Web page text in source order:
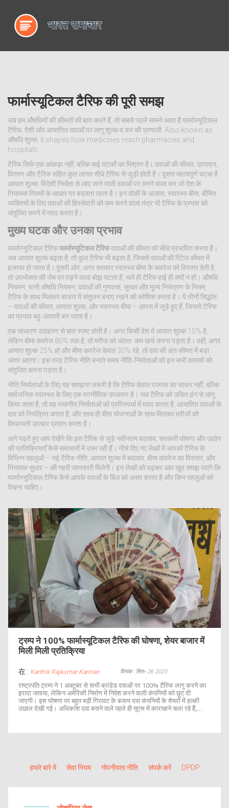
फार्मास्यूटिकल टैरिफ की पूरी समझ
जब हम औषधियों की कीमतों की बात करते हैं, तो सबसे पहले सामने आता हैफार्मास्यूटिकल
टैरिफ देशी और आयातित दवाओं पर लागू शुल्क व कर की प्रणाली . Also known as
औषधि शुल्क , it shapes how medicines reach pharmacies and
hospitals.
टैरिफ सिर्फ एक आंकड़ा नहीं, बल्कि कई घटकों का मिश्रण है। दवाओं की कीमत उत्पादन,
वितरण और टैरिफ सहित कुल लागतसीधे टैरिफ से जुड़ी होती है। दूसरा महत्वपूर्ण घटक है
आयात शुल्क विदेशी निर्माता से लाए जाने वाली दवाओं पर लगने वाला करजो देश के
नियामक नियमों के आधार पर बदलता रहता है। इन दोकीं के अलावा, स्वास्थ्य बीमा बीमित
व्यक्तियों के लिए दवाओं की हिस्सेदारी को कम करने वाला तंत्रभी टैरिफ के प्रभाव को
संतुलित करने में मदद करता है।
मुख्य घटक और उनका प्रभाव
फार्मास्यूटिकल टैरिफफार्मास्यूटिकल टैरिफदवाओं की कीमत को सीधे प्रभावित करता है।
जब आयात शुल्क बढ़ता है, तो कुल टैरिफ भी बढ़ता है, जिससे दवाओं की रिटेल कीमत में
इजाफा हो जाता है। दूसरी ओर, अगर सरकार स्वास्थ्य बीमा के कवरेज को विस्तार देती है,
तो उपभोक्ता की जेब पर पड़ने वाला बोझ घटता है, भले ही टैरिफ हाई ही क्यों न हो। औषधि
नियमन, यानीऔषधि नियमन दवाओं की गुणवत्ता, सुरक्षा और मूल्य नियंत्रण के नियम
टैरिफ के साथ मिलकर बाजार में संतुलन बनाए रखने की कोशिश करता है। ये तीनों सिद्धांत
– दवाओं की कीमत, आयात शुल्क, और स्वास्थ्य बीमा – आपस में जुड़े हुए हैं, जिससे टैरिफ
का प्रभाव बहु‑आयामी बन जाता है।
एक साधारण उदाहरण से बात स्पष्ट होती है। अगर किसी देश में आयात शुल्क 10% है,
लेकिन बीमा कवरेज 80% तक है, तो मरीज को अंततः कम खर्च करना पड़ता है। वहीं, अगर
आयात शुल्क 25% हो और बीमा कवरेज केवल 30% रहे, तो दवा की अंत कीमत में बड़ा
अंतर आएगा। इस तरह टैरिफ नीति बनाते समय नीति‑निर्माताओं को इन सभी कारकों को
संतुलित करना पड़ता है।
नीति निर्माताओं के लिए यह समझना जरूरी है कि टैरिफ केवल राजस्व का साधन नहीं, बल्कि
सार्वजनिक स्वास्थ्य के लिए एक रणनीतिक उपकरण है। जब टैरिफ को उचित ढंग से लागू
किया जाता है, तो वह स्थानीय निर्माताओं को प्रतिस्पर्धा में मदद करता है, आयातित दवाओं के
दाम को नियंत्रित करता है, और साथ ही बीमा योजनाओं के साथ मिलकर मरीजों को
किफायती उपचार प्रदान करता है।
आगे पढ़ते हुए आप देखेंगे कि इस टैरिफ से जुड़े नवीनतम बदलाव, सरकारी घोषणा और उद्योग
की प्रतिक्रियाएँ कैसे समाचारों में उभर रही हैं। नीचे दिए गए लेखों में आपको टैरिफ के
विभिन्न पहलुओं – नई टैरिफ नीति, आयात शुल्क में बदलाव, बीमा कवरेज का विस्तार, और
नियामक सुधार – की गहरी जानकारी मिलेगी। इन लेखों को पढ़कर आप खुद समझ पाएंगे कि
फार्मास्यूटिकल टैरिफ कैसे आपके दवाओं के बिल को असर करता है और किन पहलुओं को
देखना चाहिए।
ट्रम्प ने 100% फार्मास्यूटिकल टैरिफ की घोषणा, शेयर बाजार में
मिली मिली प्रतिक्रिया
在 : Karthik Rajkumar Kannan दिनांक : सित॰ 26 2025
राष्ट्रपति ट्रम्प ने 1 अक्टूबर से सभी ब्रांडेड दवाओं पर 100% टैरिफ लागू करने का
इरादा जताया, लेकिन अमेरिकी निर्माण में निवेश करने वाली कंपनियों को छूट दी
जाएगी। इस घोषणा पर बहुत बड़ी गिरावट के बजाय दवा कंपनियों के शेयरों में हल्की
उछाल देखी गई। अधिकांश दवा बनाने वाले पहले ही यूएस में कारखाने चला रहे हैं,
हमारे बारे में सेवा नियम गोपनीयता नीति संपर्क करें DPDP